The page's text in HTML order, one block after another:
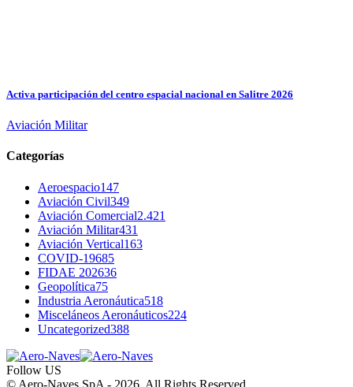
Activa participación del centro espacial nacional en Salitre 2026
Aviación Militar
Categorías
Aeroespacio147
Aviación Civil349
Aviación Comercial2.421
Aviación Militar431
Aviación Vertical163
COVID-19685
FIDAE 202636
Geopolítica75
Industria Aeronáutica518
Misceláneos Aeronáuticos224
Uncategorized388
Follow US
© Aero-Naves SpA - 2026. All Rights Reserved.